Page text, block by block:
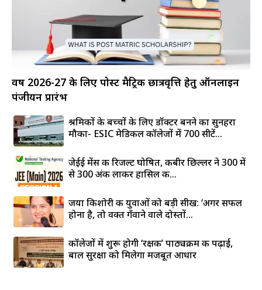
वर्ष 2026-27 के लिए पोस्ट मैट्रिक छात्रवृत्ति हेतु ऑनलाइन
पंजीयन प्रारंभ
श्रमिकों के बच्चों के लिए डॉक्टर बनने का सुनहरा
मौका- ESIC मेडिकल कॉलेजों में 700 सीटें...
जेईई मेंस की रिजल्ट घोषित, कबीर छिल्लर ने 300 में
से 300 अंक लाकर हासिल की...
जया किशोरी की युवाओं को बड़ी सीख: ‘अगर सफल
होना है, तो वक्त गँवाने वाले दोस्तों...
कॉलेजों में शुरू होगी ‘रक्षक’ पाठ्यक्रम की पढ़ाई,
बाल सुरक्षा को मिलेगा मजबूत आधार